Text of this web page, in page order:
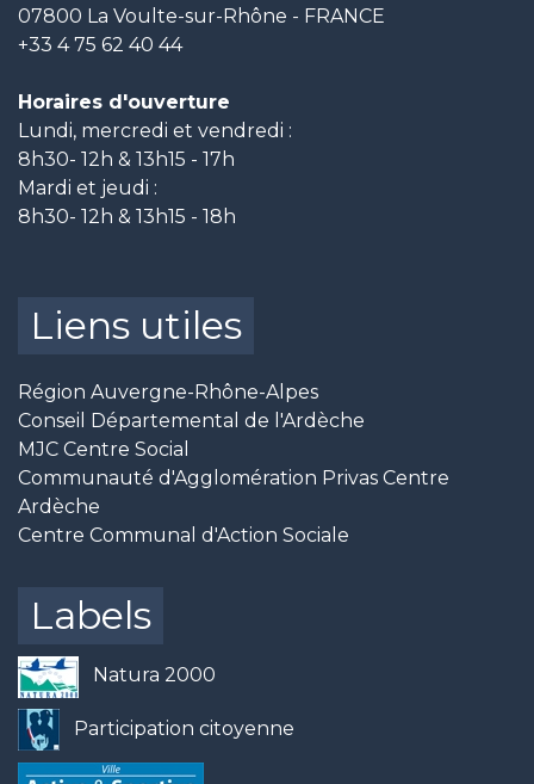
07800 La Voulte-sur-Rhône - FRANCE
+33 4 75 62 40 44
Horaires d'ouverture
Lundi, mercredi et vendredi :
8h30- 12h & 13h15 - 17h
Mardi et jeudi :
8h30- 12h & 13h15 - 18h
Liens utiles
Région Auvergne-Rhône-Alpes
Conseil Départemental de l'Ardèche
MJC Centre Social
Communauté d'Agglomération Privas Centre
Ardèche
Centre Communal d'Action Sociale
Labels
Natura 2000
Participation citoyenne